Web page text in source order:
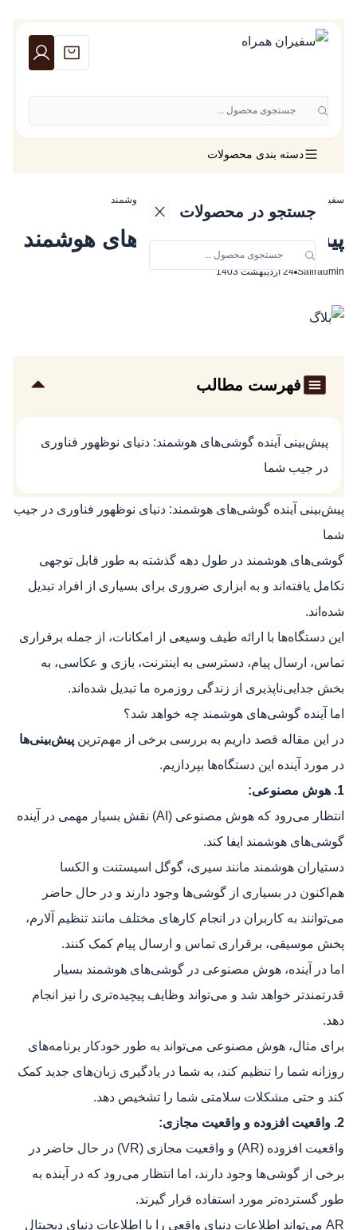
جستجوی محصول ...
جستجو در محصولات
دسته بندی محصولات
سفیران همراه پیش بینی آینده گوشی های هوشمند
پیش بینی آینده گوشی های هوشمند
Safiradmin 24 اردیبهشت 1403
فهرست مطالب
پیش‌بینی آینده گوشی‌های هوشمند: دنیای نوظهور فناوری
در جیب شما
پیش‌بینی آینده گوشی‌های هوشمند: دنیای نوظهور فناوری در جیب
شما
گوشی‌های هوشمند در طول دهه گذشته به طور قابل توجهی
تکامل یافته‌اند و به ابزاری ضروری برای بسیاری از افراد تبدیل
شده‌اند.
این دستگاه‌ها با ارائه طیف وسیعی از امکانات، از جمله برقراری
تماس، ارسال پیام، دسترسی به اینترنت، بازی و عکاسی، به
بخش جدایی‌ناپذیری از زندگی روزمره ما تبدیل شده‌اند.
اما آینده گوشی‌های هوشمند چه خواهد شد؟
در این مقاله قصد داریم به بررسی برخی از مهم‌ترین پیش‌بینی‌ها
در مورد آینده این دستگاه‌ها بپردازیم.
1. هوش مصنوعی:
انتظار می‌رود که هوش مصنوعی (AI) نقش بسیار مهمی در آینده
گوشی‌های هوشمند ایفا کند.
دستیاران هوشمند مانند سیری، گوگل اسیستنت و الکسا
هم‌اکنون در بسیاری از گوشی‌ها وجود دارند و در حال حاضر
می‌توانند به کاربران در انجام کارهای مختلف مانند تنظیم آلارم،
پخش موسیقی، برقراری تماس و ارسال پیام کمک کنند.
اما در آینده، هوش مصنوعی در گوشی‌های هوشمند بسیار
قدرتمندتر خواهد شد و می‌تواند وظایف پیچیده‌تری را نیز انجام
دهد.
برای مثال، هوش مصنوعی می‌تواند به طور خودکار برنامه‌های
روزانه شما را تنظیم کند، به شما در یادگیری زبان‌های جدید کمک
کند و حتی مشکلات سلامتی شما را تشخیص دهد.
2. واقعیت افزوده و واقعیت مجازی:
واقعیت افزوده (AR) و واقعیت مجازی (VR) در حال حاضر در
برخی از گوشی‌ها وجود دارند، اما انتظار می‌رود که در آینده به
طور گسترده‌تر مورد استفاده قرار گیرند.
AR می‌تواند اطلاعات دنیای واقعی را با اطلاعات دنیای دیجیتال